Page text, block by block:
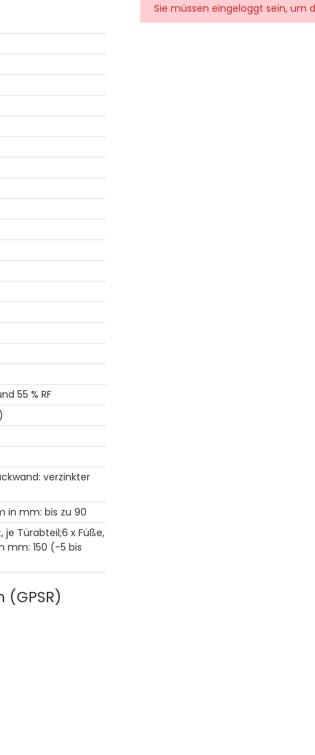
55 % RF
verzinkter
in mm: bis zu 90
je Türabteil;6 x Füße,
mm: 150 (-5 bis
Sie müssen eingeloggt sein, um